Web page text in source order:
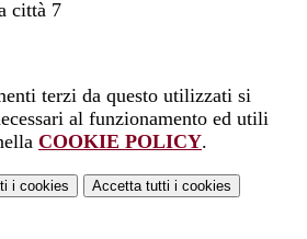
terzi da questo utilizzati si
al funzionamento ed utili
COOKIE POLICY.
i cookies Accetta tutti i cookies